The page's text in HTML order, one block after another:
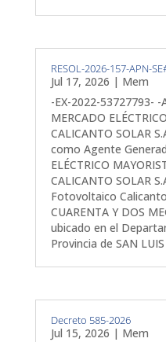
RESOL-2026-157-APN-
Jul 17, 2026 | Mem
-EX-2022-53727793-
MERCADO
CALICANTO SOLAR
como Agente
ELÉCTRICO
CALICANTO SOLAR
Fotovoltaico
CUARENTA Y DOS
ubicado en el
Provincia de SAN LUIS
Decreto 585-2026
Jul 15, 2026 | Mem